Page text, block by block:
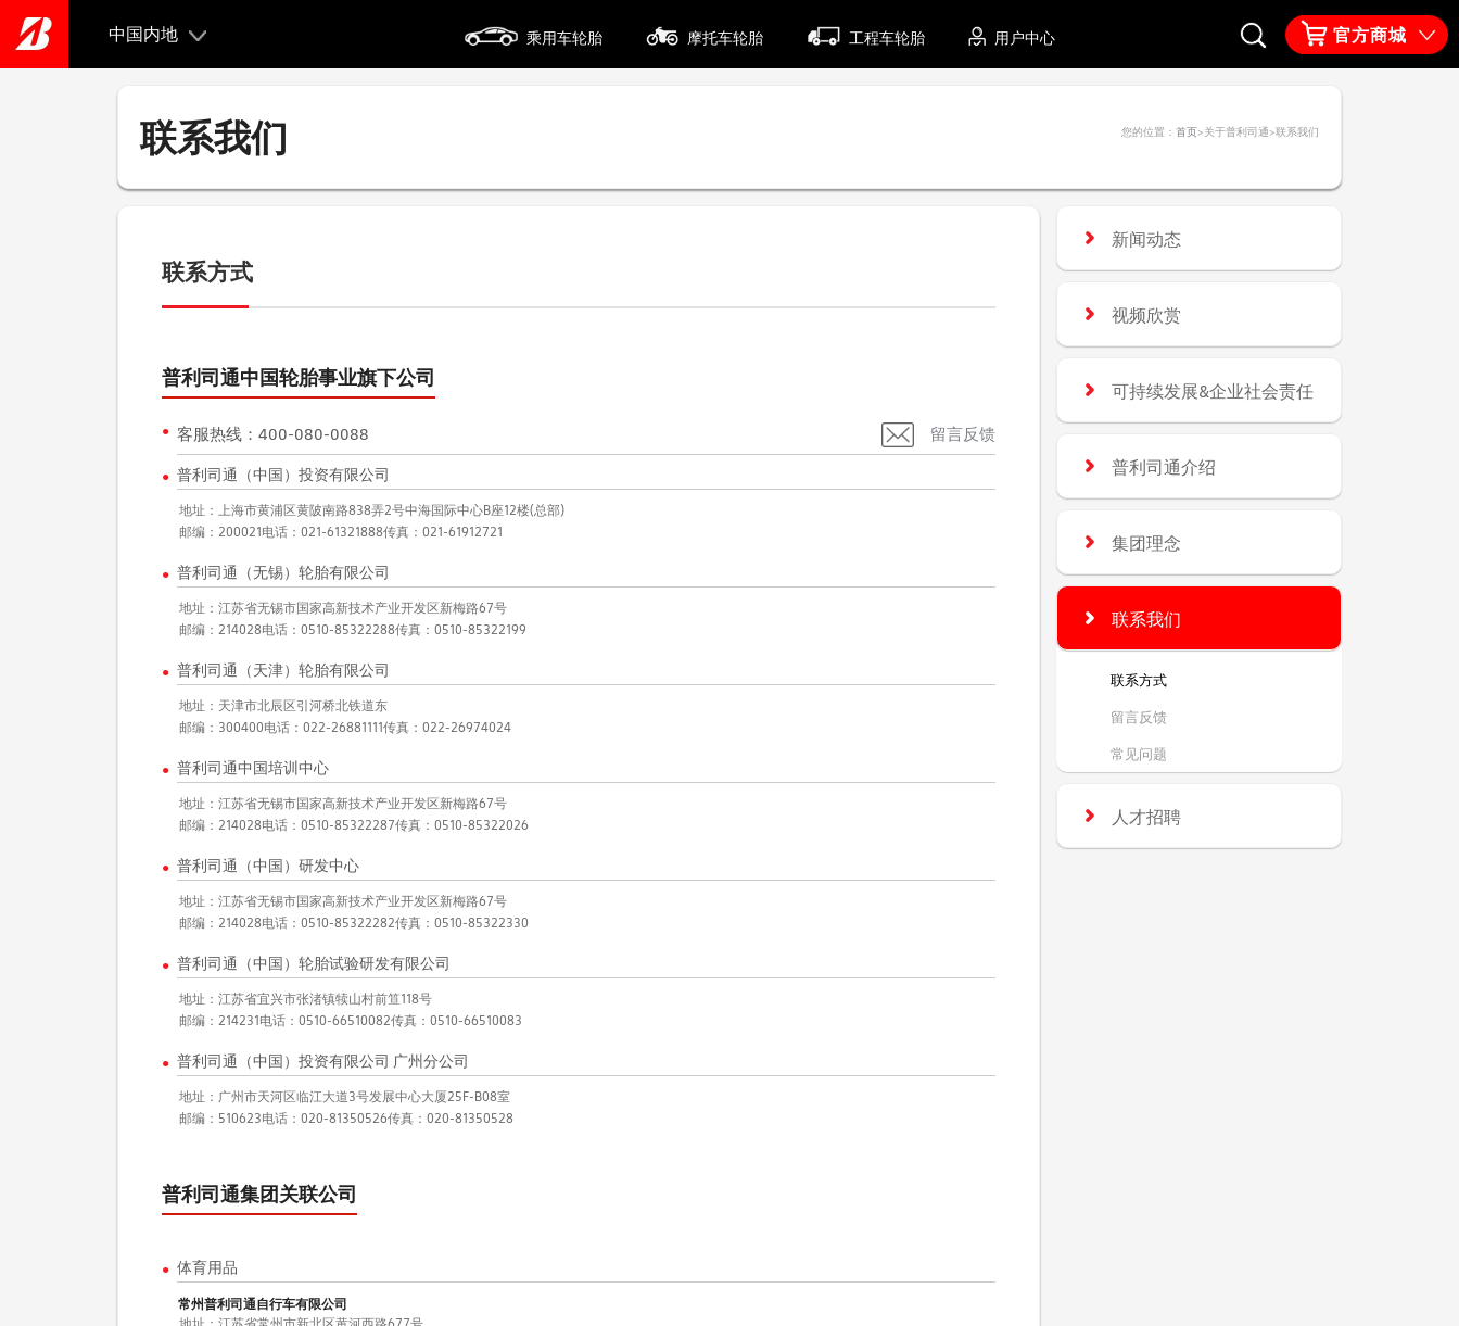
main
中国内地 乘用车轮胎 摩托车轮胎 工程车轮胎 用户中心 官方商城
联系我们 您的位置：首页>关于普利司通>联系我们
联系方式
普利司通中国轮胎事业旗下公司
● 客服热线：400-080-0088 留言反馈
● 普利司通（中国）投资有限公司
地址：上海市黄浦区黄陂南路838弄2号中海国际中心B座12楼(总部)
邮编：200021电话：021-61321888传真：021-61912721
● 普利司通（无锡）轮胎有限公司
地址：江苏省无锡市国家高新技术产业开发区新梅路67号
邮编：214028电话：0510-85322288传真：0510-85322199
● 普利司通（天津）轮胎有限公司
地址：天津市北辰区引河桥北铁道东
邮编：300400电话：022-26881111传真：022-26974024
● 普利司通中国培训中心
地址：江苏省无锡市国家高新技术产业开发区新梅路67号
邮编：214028电话：0510-85322287传真：0510-85322026
● 普利司通（中国）研发中心
地址：江苏省无锡市国家高新技术产业开发区新梅路67号
邮编：214028电话：0510-85322282传真：0510-85322330
● 普利司通（中国）轮胎试验研发有限公司
地址：江苏省宜兴市张渚镇犊山村前笪118号
邮编：214231电话：0510-66510082传真：0510-66510083
● 普利司通（中国）投资有限公司 广州分公司
地址：广州市天河区临江大道3号发展中心大厦25F-B08室
邮编：510623电话：020-81350526传真：020-81350528
普利司通集团关联公司
● 体育用品
常州普利司通自行车有限公司
新闻动态
视频欣赏
可持续发展&企业社会责任
普利司通介绍
集团理念
联系我们
联系方式
留言反馈
常见问题
人才招聘